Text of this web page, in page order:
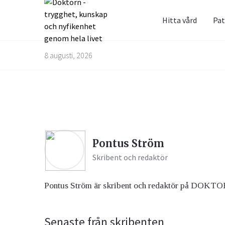
Hitta vård
Luftvägarna & Allergi
8 augusti, 2026
Pontus Ström
Skribent och redaktör
Pontus Ström är skribent och redaktör på
Senaste från skribenten